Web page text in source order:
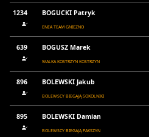
1234 BOGUCKI Patryk
ENEA TEAM GNIEZNO
639 BOGUSZ Marek
WALKA KOSTRZYN KOSTRZYN
896 BOLEWSKI Jakub
BOLEWSCY BIEGAJĄ SOKOLNIKI
895 BOLEWSKI Damian
BOLEWSCY BIEGAJĄ PAKSZYN